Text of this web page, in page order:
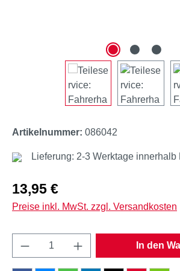
Artikelnummer: 086042
Lieferung: 2-3 Werktage innerhalb
Regulärer Preis:
13,95 €
Preise inkl. MwSt. zzgl. Versandkosten
Produkt Anzahl: Gib den
In den